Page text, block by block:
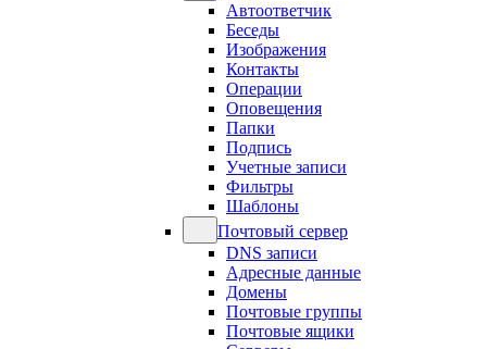
Автоответчик
Беседы
Изображения
Контакты
Операции
Оповещения
Папки
Подпись
Учетные записи
Фильтры
Шаблоны
Почтовый сервер
DNS записи
Адресные данные
Домены
Почтовые группы
Почтовые ящики